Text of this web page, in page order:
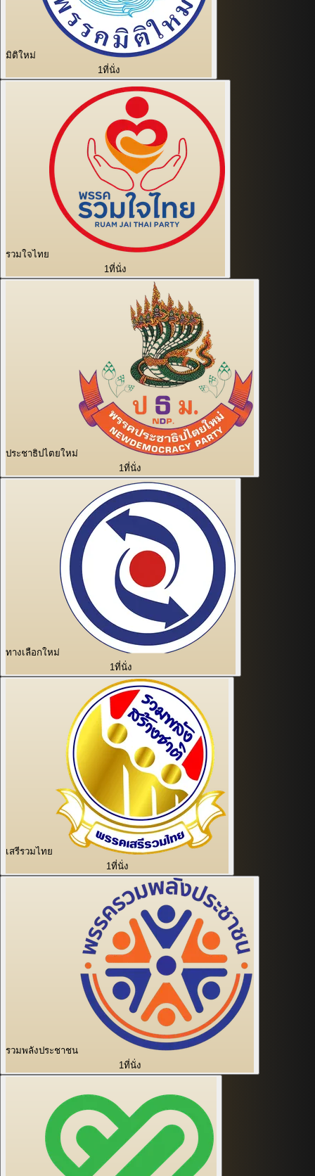
มิติใหม่
1ที่นั่ง
รวมใจไทย
1ที่นั่ง
ประชาธิปไตยใหม่
1ที่นั่ง
ทางเลือกใหม่
1ที่นั่ง
เสรีรวมไทย
1ที่นั่ง
รวมพลังประชาชน
1ที่นั่ง